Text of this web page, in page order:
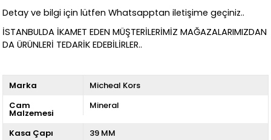
Detay ve bilgi için lütfen Whatsapptan iletişime geçiniz..
İSTANBULDA İKAMET EDEN MÜŞTERİLERİMİZ MAĞAZALARIMIZDAN
DA ÜRÜNLERİ TEDARİK EDEBİLİRLER..
Marka
Micheal Kors
Cam
Malzemesi
Mineral
Kasa Çapı
39 MM